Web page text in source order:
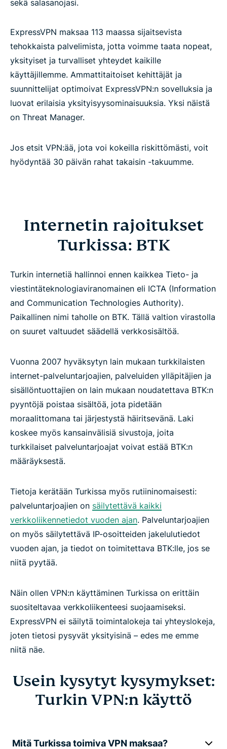
sekä salasanojasi.
ExpressVPN maksaa 113 maassa sijaitsevista
tehokkaista palvelimista, jotta voimme taata nopeat,
yksityiset ja turvalliset yhteydet kaikille
käyttäjillemme. Ammattitaitoiset kehittäjät ja
suunnittelijat optimoivat ExpressVPN:n sovelluksia ja
luovat erilaisia yksityisyysominaisuuksia. Yksi näistä
on Threat Manager.
Jos etsit VPN:ää, jota voi kokeilla riskittömästi, voit
hyödyntää 30 päivän rahat takaisin -takuumme.
Internetin rajoitukset
Turkissa: BTK
Turkin internetiä hallinnoi ennen kaikkea Tieto- ja
viestintäteknologiaviranomainen eli ICTA (Information
and Communication Technologies Authority).
Paikallinen nimi taholle on BTK. Tällä valtion virastolla
on suuret valtuudet säädellä verkkosisältöä.
Vuonna 2007 hyväksytyn lain mukaan turkkilaisten
internet-palveluntarjoajien, palveluiden ylläpitäjien ja
sisällöntuottajien on lain mukaan noudatettava BTK:n
pyyntöjä poistaa sisältöä, jota pidetään
moraalittomana tai järjestystä häiritsevänä. Laki
koskee myös kansainvälisiä sivustoja, joita
turkkilaiset palveluntarjoajat voivat estää BTK:n
määräyksestä.
Tietoja kerätään Turkissa myös rutiininomaisesti:
palveluntarjoajien on säilytettävä kaikki
verkkoliikennetiedot vuoden ajan. Palveluntarjoajien
on myös säilytettävä IP-osoitteiden jakelulutiedot
vuoden ajan, ja tiedot on toimitettava BTK:lle, jos se
niitä pyytää.
Näin ollen VPN:n käyttäminen Turkissa on erittäin
suositeltavaa verkkoliikenteesi suojaamiseksi.
ExpressVPN ei säilytä toimintalokeja tai yhteyslokeja,
joten tietosi pysyvät yksityisinä – edes me emme
niitä näe.
Usein kysytyt kysymykset:
Turkin VPN:n käyttö
Mitä Turkissa toimiva VPN maksaa?